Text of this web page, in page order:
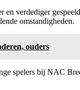
verdediger
omstandigheden.
ouders
spelers bij NAC